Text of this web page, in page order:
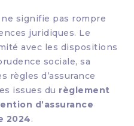
signifie pas rompre
juridiques. Le
avec les dispositions
sociale, sa
règles d’assurance
issues du règlement
d’assurance
2024.